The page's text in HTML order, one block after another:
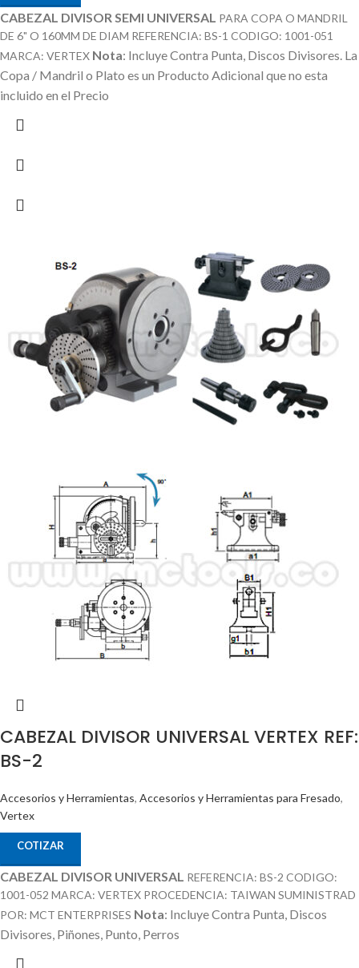
CABEZAL DIVISOR SEMI UNIVERSAL PARA COPA O MANDRIL
DE 6" O 160MM DE DIAM REFERENCIA: BS-1 CODIGO: 1001-051
MARCA: VERTEX Nota: Incluye Contra Punta, Discos Divisores. La
Copa / Mandril o Plato es un Producto Adicional que no esta
incluido en el Precio
CABEZAL DIVISOR UNIVERSAL VERTEX REF:
BS-2
Accesorios y Herramientas, Accesorios y Herramientas para Fresado,
Vertex
COTIZAR
CABEZAL DIVISOR UNIVERSAL REFERENCIA: BS-2 CODIGO:
1001-052 MARCA: VERTEX PROCEDENCIA: TAIWAN SUMINISTRAD
POR: MCT ENTERPRISES Nota: Incluye Contra Punta, Discos
Divisores, Piñones, Punto, Perros